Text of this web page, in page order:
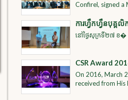
Confirel, signed a
ការហ្វឹកហ្វឹនបុគ្គ
នៅថ្ងៃសុក្រទី២៧ ខ�
CSR Award
On 2016, March
received from His